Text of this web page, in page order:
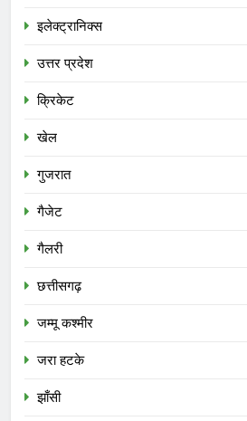
इलेक्ट्रानिक्स
उत्तर प्रदेश
क्रिकेट
खेल
गुजरात
गैजेट
गैलरी
छत्तीसगढ़
जम्मू कश्मीर
जरा हटके
झाँसी